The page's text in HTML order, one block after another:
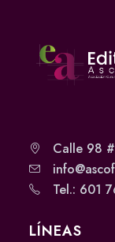
Calle 98
Tel.: 601
LÍNEAS